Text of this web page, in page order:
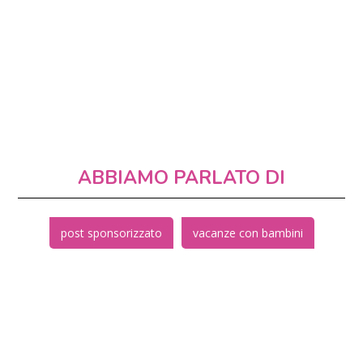
ABBIAMO PARLATO DI
post sponsorizzato vacanze con bambini